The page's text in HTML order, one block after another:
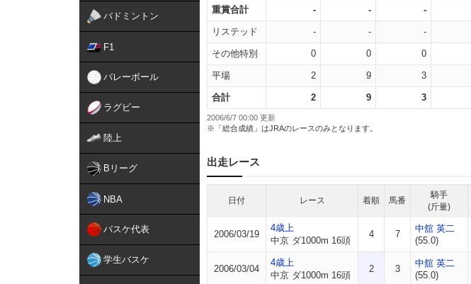
バドミントン
F1
バレーボール
ラグビー
陸上
Bリーグ
NBA
バスケ代表
学生バスケ
重賞合計 - - -
リステッド - - -
その他特別 0 0 0
平場 2 9 3
合計 2 9 3
2006/6/7 00:00 更新
※「総合成績」はJRAのレースのみとなります。
出走レース
日付 レース 着順 馬番
騎手
(斤量)
2006/03/19
4歳上
中京 ダ1000m 16頭
4 7
中舘 英二
(55.0)
2006/03/04
4歳上
中京 ダ1000m 16頭
2 3
中舘 英二
(55.0)